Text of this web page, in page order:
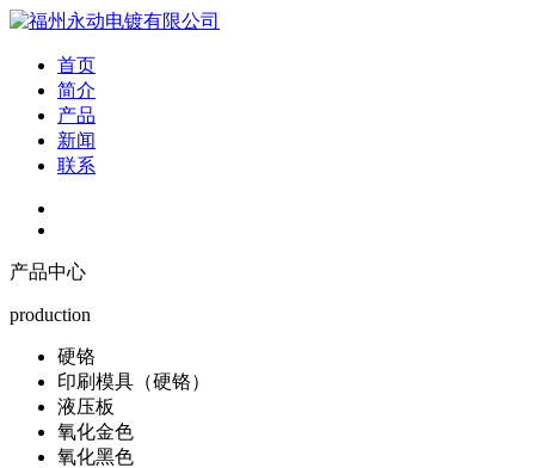
首页
简介
产品
新闻
联系
产品中心
production
硬铬
印刷模具（硬铬）
液压板
氧化金色
氧化黑色